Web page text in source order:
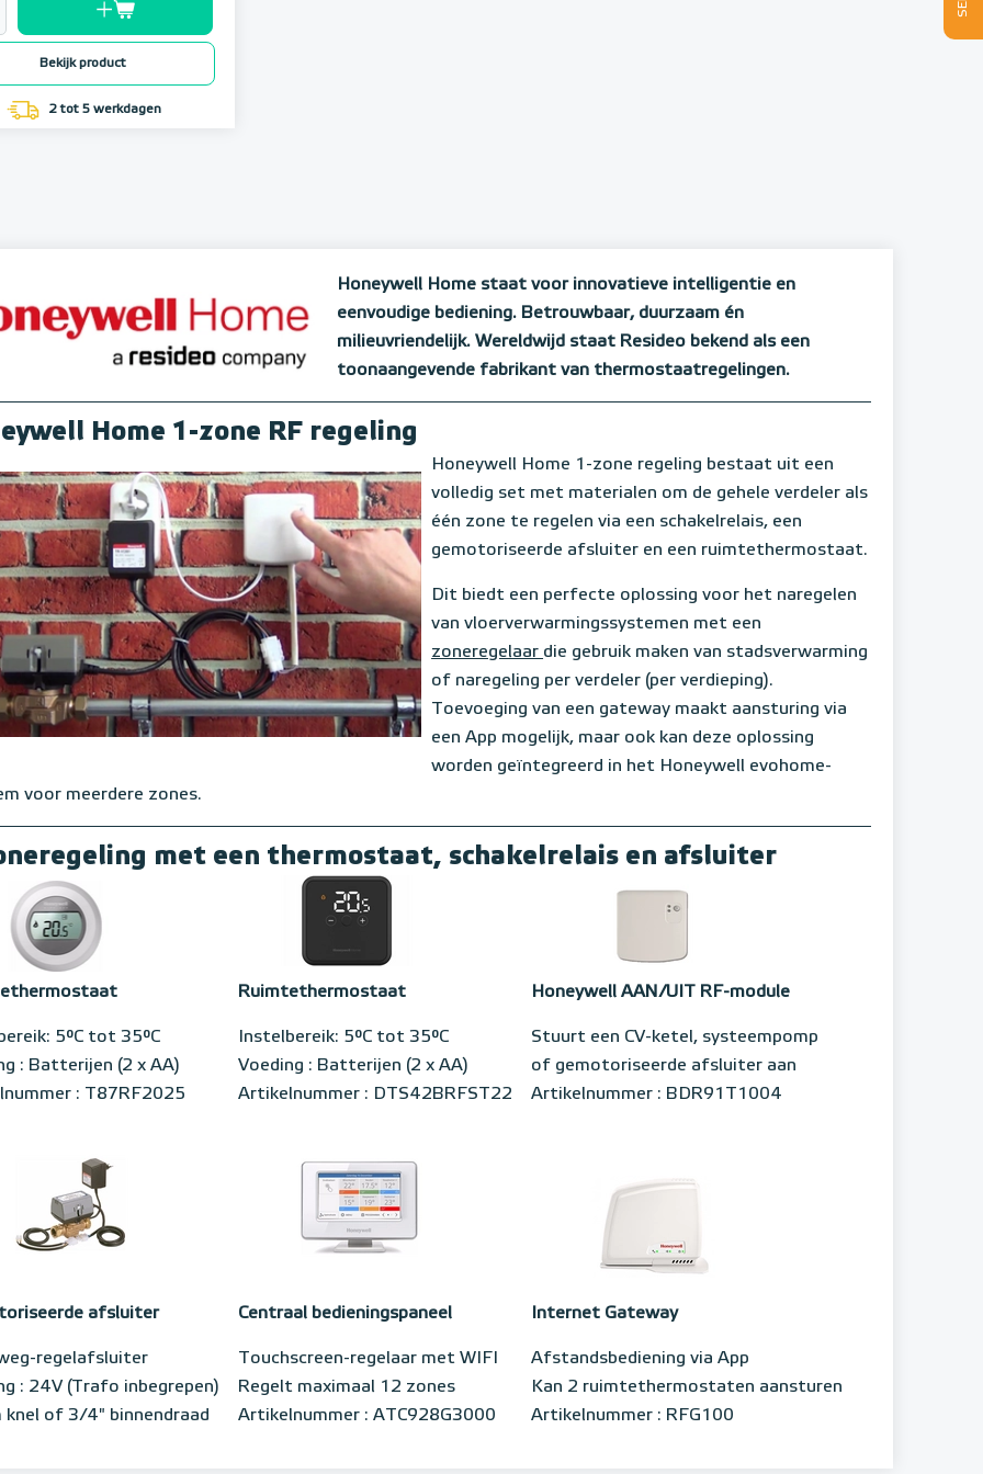
Bekijk product
2 tot 5 werkdagen
Honeywell Home staat voor innovatieve intelligentie en
eenvoudige bediening. Betrouwbaar, duurzaam én
milieuvriendelijk. Wereldwijd staat Resideo bekend als een
toonaangevende fabrikant van thermostaatregelingen.
Home 1-zone RF regeling
Honeywell Home 1-zone regeling bestaat uit een
volledig set met materialen om de gehele verdeler als
één zone te regelen via een schakelrelais, een
gemotoriseerde afsluiter en een ruimtethermostaat.
Dit biedt een perfecte oplossing voor het naregelen
van vloerverwarmingssystemen met een
zoneregelaar die gebruik maken van stadsverwarming
of naregeling per verdeler (per verdieping).
Toevoeging van een gateway maakt aansturing via
een App mogelijk, maar ook kan deze oplossing
worden geïntegreerd in het Honeywell evohome-
voor meerdere zones.
met een thermostaat, schakelrelais en afsluiter
5°C tot 35°C
: Batterijen (2 x AA)
: T87RF2025
Ruimtethermostaat
Instelbereik: 5°C tot 35°C
Voeding : Batterijen (2 x AA)
Artikelnummer : DTS42BRFST22
Honeywell AAN/UIT RF-module
Stuurt een CV-ketel, systeempomp
of gemotoriseerde afsluiter aan
Artikelnummer : BDR91T1004
afsluiter
regelafsluiter
: 24V (Trafo inbegrepen)
knel of 3/4" binnendraad
Centraal bedieningspaneel
Touchscreen-regelaar met WIFI
Regelt maximaal 12 zones
Artikelnummer : ATC928G3000
Internet Gateway
Afstandsbediening via App
Kan 2 ruimtethermostaten aansturen
Artikelnummer : RFG100